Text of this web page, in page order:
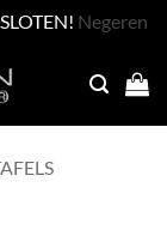
Negeren